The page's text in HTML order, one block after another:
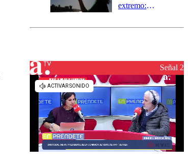
extremo:
activa Alerta
Señal 2